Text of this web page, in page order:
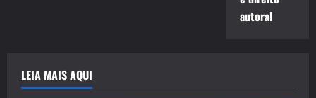
autoral
LEIA MAIS AQUI